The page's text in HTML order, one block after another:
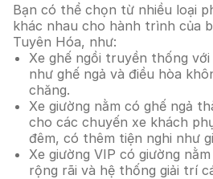
Bạn có thể chọn từ nhiều loại
khác nhau cho hành trình của
Tuyên Hóa, như:
Xe ghế ngồi truyền thống
như ghế ngả và điều hòa
chăng.
Xe giường nằm có ghế ngả
cho các chuyến xe khách
đêm, có thêm tiện nghi như
Xe giường VIP có giường
rộng rãi và hệ thống giải trí